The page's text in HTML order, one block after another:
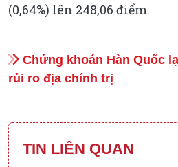
(0,64%) lên 248,06 điểm.
Chứng khoán Hàn Quốc
rủi ro địa chính trị
TIN LIÊN QUAN